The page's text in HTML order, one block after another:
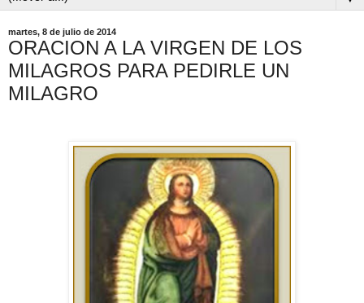
martes, 8 de julio de 2014
ORACION A LA VIRGEN DE LOS
MILAGROS PARA PEDIRLE UN
MILAGRO